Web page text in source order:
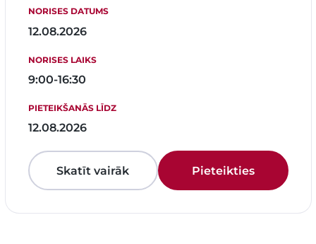
NORISES DATUMS
12.08.2026
NORISES LAIKS
9:00-16:30
PIETEIKŠANĀS LĪDZ
12.08.2026
Skatīt vairāk Pieteikties